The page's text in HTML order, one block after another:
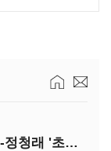
(정기여론조사)②당심·호남, 김민석-정청래 '초접전'